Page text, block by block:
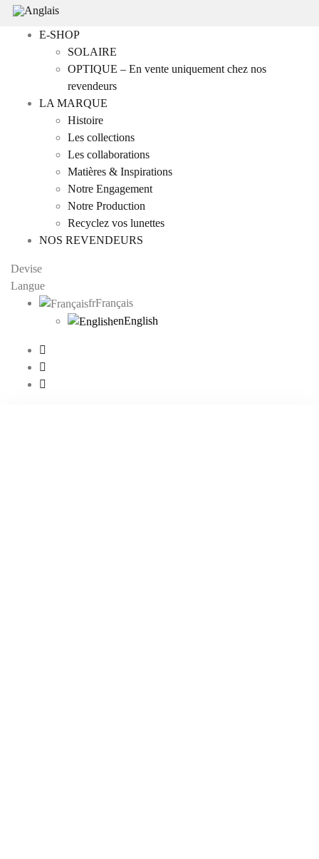
E-SHOP
SOLAIRE
OPTIQUE – En vente uniquement chez nos
revendeurs
LA MARQUE
Histoire
Les collections
Les collaborations
Matières & Inspirations
Notre Engagement
Notre Production
Recyclez vos lunettes
NOS REVENDEURS
Devise
Langue
frFrançais
enEnglish